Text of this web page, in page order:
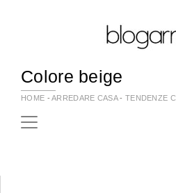
Colore beige
HOME -ARREDARE CASA- TENDENZE